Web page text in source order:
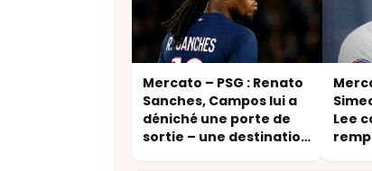
Mercato – PSG : Renato
Sanches, Campos lui a
déniché une porte de
sortie – une destination
Lee